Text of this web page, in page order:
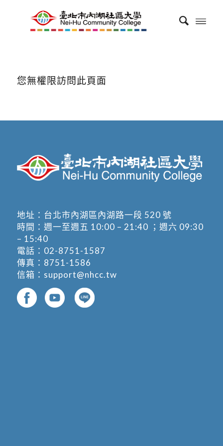
您無權限訪問此頁面
地址： 台北市內湖區內湖路一段 520 號
時間：週一至週五 10:00 – 21:40 ；週六 09:30
– 15:40
電話： 02-8751-1587
傳真：8751-1586
信箱： support@nhcc.tw